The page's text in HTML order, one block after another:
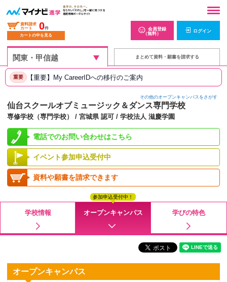
資料請求
カート
0件
カートの中を見る
会員登録
（無料）
ログイン
まとめて資料・願書を請求する
重要 【重要】My CareerIDへの移行のご案内
その他のオープンキャンパスをさがす
仙台スクールオブミュージック＆ダンス専門学校
専修学校（専門学校） / 宮城県 認可 / 学校法人 滋慶学園
電話でのお問い合わせはこちら
イベント参加申込受付中
資料や願書を請求できます
学校情報 オープンキャンパス
参加申込受付中！
学びの特色
オープンキャンパス